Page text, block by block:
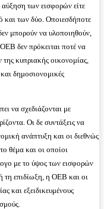
των εισφορών είτε
και των δύο. Οποιεσδήποτε
μπορούν να υλοποιηθούν,
δεν πρόκειται ποτέ να
κυπριακής οικονομίας,
δημοσιονομικές
να σχεδιάζονται με
Οι δε συντάξεις να
ανάπτυξη και οι διεθνώς
θέμα και οι οποίοι
με το ύψος των εισφορών
τη επιδίωξη, η ΟΕΒ και οι
και εξειδικευμένους